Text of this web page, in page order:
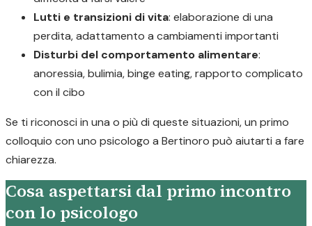
Lutti e transizioni di vita: elaborazione di una
perdita, adattamento a cambiamenti importanti
Disturbi del comportamento alimentare:
anoressia, bulimia, binge eating, rapporto complicato
con il cibo
Se ti riconosci in una o più di queste situazioni, un primo
colloquio con uno psicologo a Bertinoro può aiutarti a fare
chiarezza.
Cosa aspettarsi dal primo incontro
con lo psicologo